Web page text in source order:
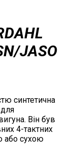
JASO
синтетична
Він був
4-тактних
або сухою